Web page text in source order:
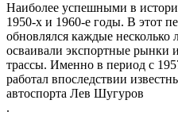
Наиболее успешными в
1950-х и 1960-е годы. В этот
обновлялся каждые несколько
осваивали экспортные рынки
трассы. Именно в период с
работал впоследствии
автоспорта Лев Шугуров
.